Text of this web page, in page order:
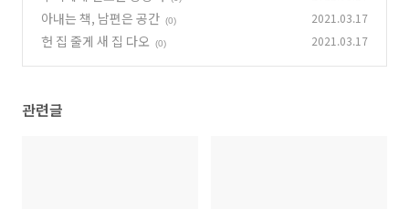
아내는 책, 남편은 공간 (0) 2021.03.17
헌 집 줄게 새 집 다오 (0) 2021.03.17
관련글